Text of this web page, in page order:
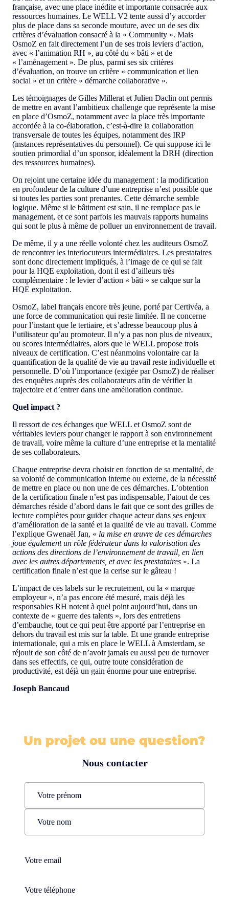
française, avec une place inédite et importante consacrée aux
ressources humaines. Le WELL V2 tente aussi d’y accorder
plus de place dans sa seconde mouture, avec un de ses dix
critères d’évaluation consacré à la « Community ». Mais
OsmoZ en fait directement l’un de ses trois leviers d’action,
avec « l’animation RH », au côté du « bâti » et de
« l’aménagement ». De plus, parmi ses six critères
d’évaluation, on trouve un critère « communication et lien
social » et un critère « démarche collaborative ».
Les témoignages de Gilles Millerat et Julien Daclin ont permis
de mettre en avant l’ambitieux challenge que représente la mise
en place d’OsmoZ, notamment avec la place très importante
accordée à la co-élaboration, c’est-à-dire la collaboration
transversale de toutes les équipes, notamment des IRP
(instances représentatives du personnel). Ce qui suppose ici le
soutien primordial d’un sponsor, idéalement la DRH (direction
des ressources humaines).
On rejoint une certaine idée du management : la modification
en profondeur de la culture d’une entreprise n’est possible que
si toutes les parties sont prenantes. Cette démarche semble
logique. Même si le bâtiment est sain, il ne remplace pas le
management, et ce sont parfois les mauvais rapports humains
qui sont le plus à même de polluer un environnement de travail.
De même, il y a une réelle volonté chez les auditeurs OsmoZ
de rencontrer les interlocuteurs intermédiaires. Les prestataires
sont donc directement impliqués, à l’image de ce qui se fait
pour la HQE exploitation, dont il est d’ailleurs très
complémentaire : le levier d’action « bâti » se calque sur la
HQE exploitation.
OsmoZ, label français encore très jeune, porté par Certivéa, a
une force de communication qui reste limitée. Il ne concerne
pour l’instant que le tertiaire, et s’adresse beaucoup plus à
l’utilisateur qu’au promoteur. Il n’y a pas non plus de niveaux,
ou scores intermédiaires, alors que le WELL propose trois
niveaux de certification. C’est néanmoins volontaire car la
quantification de la qualité de vie au travail reste individuelle et
personnelle. D’où l’importance (exigée par OsmoZ) de réaliser
des enquêtes auprès des collaborateurs afin de vérifier la
trajectoire et d’entrer dans une amélioration continue.
Quel impact ?
Il ressort de ces échanges que WELL et OsmoZ sont de
véritables leviers pour changer le rapport à son environnement
de travail, voire même la culture d’une entreprise et la mentalité
de ses collaborateurs.
Chaque entreprise devra choisir en fonction de sa mentalité, de
sa volonté de communication interne ou externe, de la nécessité
de mettre en place ou non une de ces démarches. L’obtention
de la certification finale n’est pas indispensable, l’atout de ces
démarches réside d’abord dans le fait que ce sont des grilles de
lecture complètes pour guider chaque acteur dans ses enjeux
d’amélioration de la santé et la qualité de vie au travail. Comme
l’explique Gwenaël Jan, « la mise en œuvre de ces démarches
joue également un rôle fédérateur dans la valorisation des
actions des directions de l’environnement de travail, en lien
avec les autres départements, et avec les prestataires ». La
certification finale n’est que la cerise sur le gâteau !
L’impact de ces labels sur le recrutement, ou la « marque
employeur », n’a pas encore été mesuré, mais déjà les
responsables RH notent à quel point aujourd’hui, dans un
contexte de « guerre des talents », lors des entretiens
d’embauche, tout ce qui peut être apporté par l’entreprise en
dehors du travail est mis sur la table. Et une grande entreprise
internationale, qui a mis en place le WELL à Amsterdam, se
réjouit de son côté de n’avoir jamais eu aussi peu de turnover
dans ses effectifs, ce qui, outre toute considération de
productivité, est déjà un gain énorme pour une entreprise.
Joseph Bancaud
Un projet ou une question?
Nous contacter
Name
Prénom
Téléphone(Nécessaire)
Téléphone(Nécessaire)